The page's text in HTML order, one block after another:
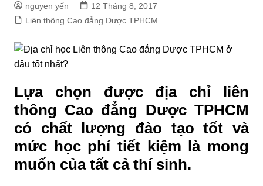
nguyen yến
12 Tháng 8, 2017
Liên thông Cao đẳng Dược TPHCM
Lựa chọn được địa chỉ liên
thông Cao đẳng Dược TPHCM
có chất lượng đào tạo tốt và
mức học phí tiết kiệm là mong
muốn của tất cả thí sinh.